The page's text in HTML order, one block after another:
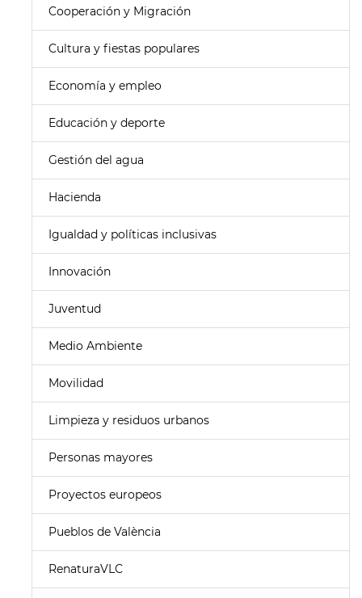
Cooperación y Migración
Cultura y fiestas populares
Economía y empleo
Educación y deporte
Gestión del agua
Hacienda
Igualdad y políticas inclusivas
Innovación
Juventud
Medio Ambiente
Movilidad
Limpieza y residuos urbanos
Personas mayores
Proyectos europeos
Pueblos de València
RenaturaVLC